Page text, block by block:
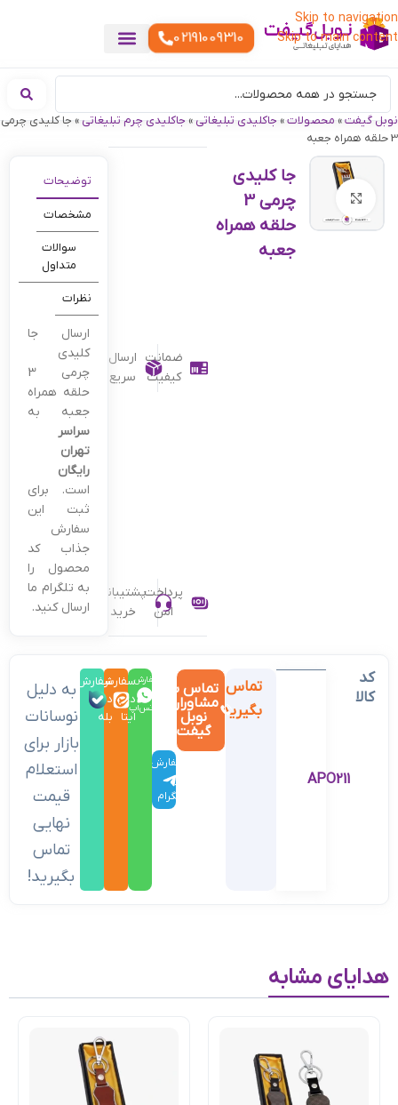
Skip to navigation
Skip to main content
02191009310
نوبل گیفت» محصولات»جاکلیدی تبلیغاتی »جاکلیدی چرم تبلیغاتی » جا کلیدی چرمی
3 حلقه همراه جعبه
بزرگنمایی تصویر
جا کلیدی
چرمی 3
حلقه همراه
جعبه
ضمانت
کیفیت
ارسال
سریع
پرداخت
امن
پشتیبانی
خرید
توضیحات
مشخصات
سوالات
متداول
نظرات
ارسال جا
کلیدی
چرمی 3
حلقه همراه
جعبه به
سراسر
تهران
رایگان
است. برای
ثبت این
سفارش
جذاب کد
محصول را
به تلگرام ما
ارسال کنید.
کد
کالا
APO211
تماس
بگیرید
تماس با
مشاوران
نوبل
گیفت
سفارش
در
تلگرام
سفارش
در
واتس‌اپ
سفارش
در
ایتا
سفارش
در
بله
به دلیل
نوسانات
بازار برای
استعلام
قیمت
نهایی
تماس
بگیرید!
هدایای مشابه